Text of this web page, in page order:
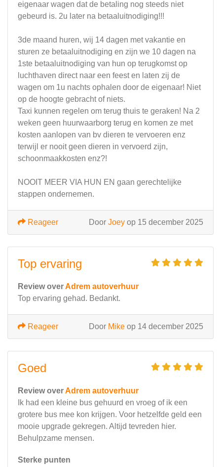
eigenaar wagen dat de betaling nog steeds niet
gebeurd is. 2u later na betaaluitnodiging!!!
3de maand huren, wij 14 dagen met vakantie en
sturen ze betaaluitnodiging en zijn we 10 dagen na
1ste betaaluitnodiging van hun op terugkomst op
luchthaven direct naar een feest en laten zij de
wagen om 1u nachts ophalen door de eigenaar! Niet
op de hoogte gebracht of niets.
Taxi kunnen regelen om terug thuis te geraken! Na 2
weken geen huurwaarborg terug en komen ze met
kosten aanlopen van bv dieren te vervoeren enz
terwijl er nooit geen dieren in vervoerd zijn,
schoonmaakkosten enz?!
NOOIT MEER VIA HUN EN gaan gerechtelijke
stappen ondernemen.
Door Joey op 15 december 2025
Reageer
Top ervaring
Review overAdrem autoverhuur
Top ervaring gehad. Bedankt.
Door Mike op 14 december 2025
Reageer
Goed
Review overAdrem autoverhuur
Ik had een kleine bus gehuurd en vroeg of ik een
grotere bus mee kon krijgen. Voor hetzelfde geld een
mooie upgrade gekregen. Altijd tevreden hier.
Behulpzame mensen.
Sterke punten